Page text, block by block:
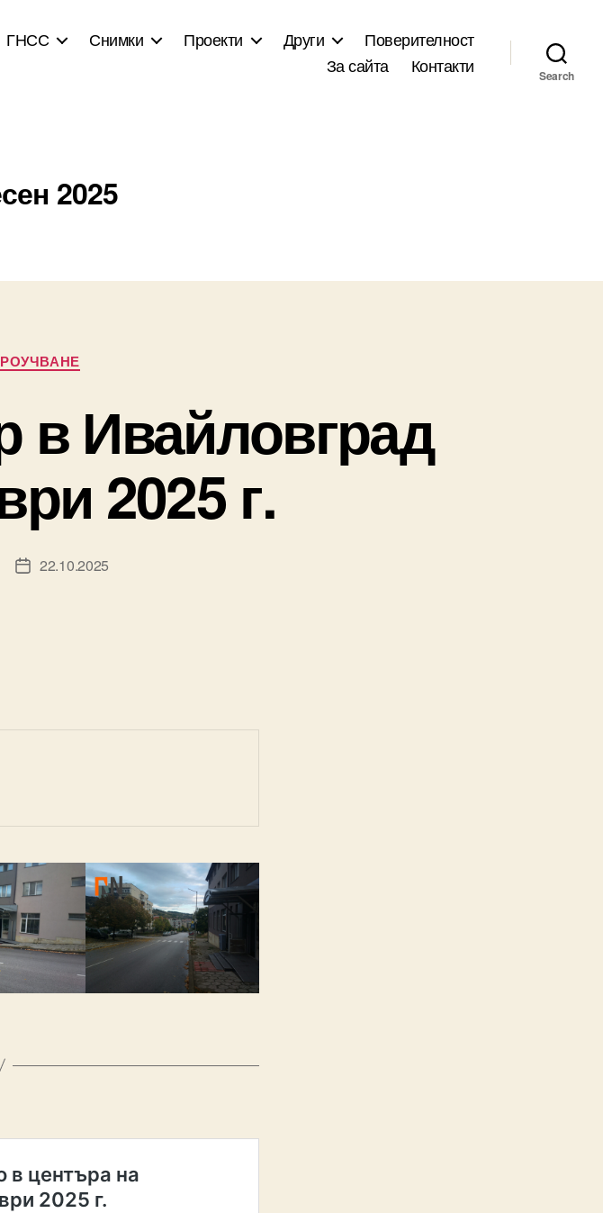
ГНСС Снимки Проекти Други
Поверителност
За сайта
Контакти Search
2025
в Ивайловград
2025 г.
Post22.10.2025